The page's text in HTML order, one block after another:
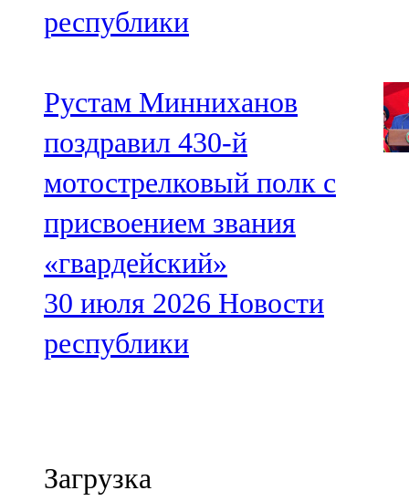
республики
Рустам Минниханов
поздравил 430-й
мотострелковый полк с
присвоением звания
«гвардейский»
30 июля 2026 Новости
республики
Загрузка